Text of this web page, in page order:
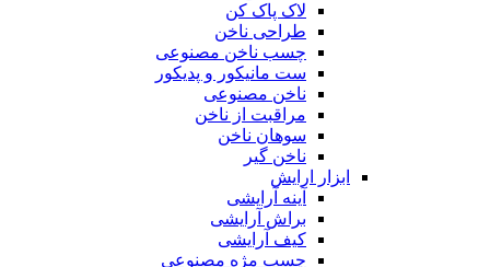
لاک پاک کن
طراحی ناخن
چسب ناخن مصنوعی
ست مانیکور و پدیکور
ناخن مصنوعی
مراقبت از ناخن
سوهان ناخن
ناخن گیر
ابزار ارایش
آینه آرایشی
براش آرایشی
کیف آرایشی
چسب مژه مصنوعی